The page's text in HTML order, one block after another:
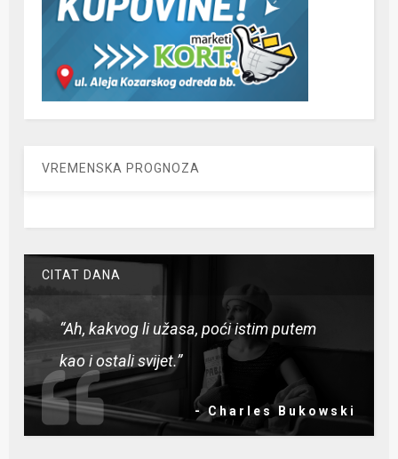
VREMENSKA PROGNOZA
CITAT DANA
“Ah, kakvog li užasa, poći istim putem
kao i ostali svijet.”
- Charles Bukowski